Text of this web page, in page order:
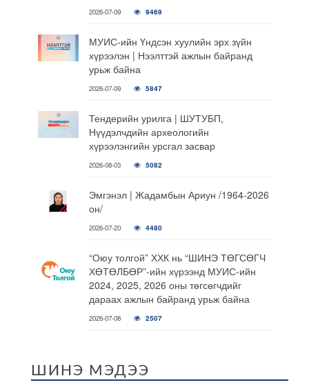
2026-07-09 9469
МУИС-ийн Үндсэн хуулийн эрх зүйн
хүрээлэн | Нээлттэй ажлын байранд
урьж байна
2026-07-09 5847
Тендерийн урилга | ШУТУБП,
Нүүдэлчдийн археологийн
хүрээлэнгийн урсгал засвар
2026-08-03 5082
Эмгэнэл | Жадамбын Ариун /1964-2026
он/
2026-07-20 4480
“Оюу толгой” ХХК нь “ШИНЭ ТӨГСӨГЧ
ХӨТӨЛБӨР”-ийн хүрээнд МУИС-ийн
2024, 2025, 2026 оны төгсөгчдийг
дараах ажлын байранд урьж байна
2026-07-08 2507
ШИНЭ МЭДЭЭ